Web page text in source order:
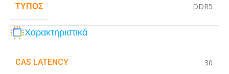
ΤΎΠΟΣ DDR5
Χαρακτηριστικά
CAS LATENCY 30